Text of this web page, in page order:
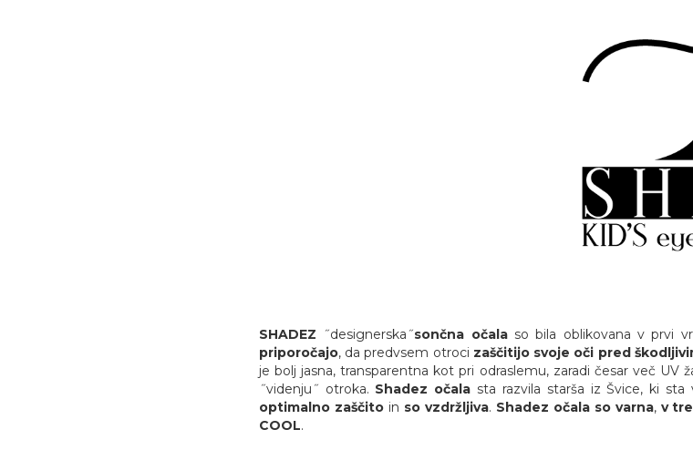
SHADEZ ˝designerska˝sončna očalaso bila oblikovana v prvi
priporočajo, da predvsem otroci zaščitijo svoje oči pred
je bolj jasna, transparentna kot pri odraslemu, zaradi česar več
˝videnju˝ otroka. Shadez očala sta razvila starša iz Švice, ki
optimalno zaščitoin so vzdržljiva. Shadez očala so varna, v
COOL.